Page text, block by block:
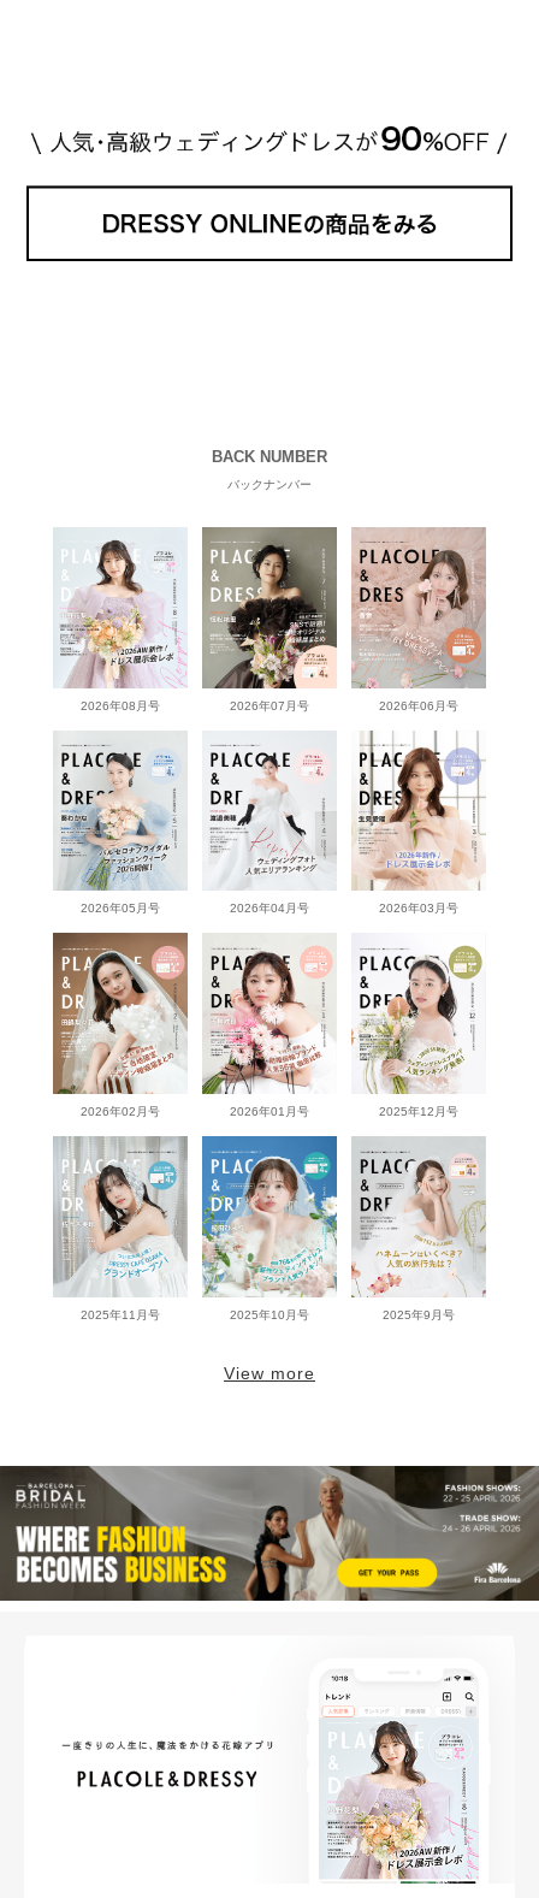
BACK NUMBER
バックナンバー
2026年08月号 2026年07月号 2026年06月号
2026年05月号 2026年04月号 2026年03月号
2026年02月号 2026年01月号 2025年12月号
2025年11月号 2025年10月号 2025年9月号
View more